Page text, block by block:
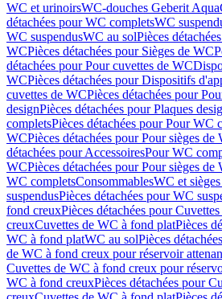
WC et urinoirsWC-douches Geberit
détachées pour WC completsWC
WC suspendusWC au solPièces
WCPièces détachées pour Sièges de WC
détachées pour Pour cuvettes de WC
WCPièces détachées pour Dispositifs
cuvettes de WCPièces détachées pour
designPièces détachées pour Plaques
completsPièces détachées pour Pour WC
WCPièces détachées pour Pour sièges de
détachées pour AccessoiresPour WC
WCPièces détachées pour Pour sièges de
WC completsConsommablesWC et
suspendusPièces détachées pour WC
fond creuxPièces détachées pour
creuxCuvettes de WC à fond platPièces
WC à fond platWC au solPièces
de WC à fond creux pour réservoir
Cuvettes de WC à fond creux pour
WC à fond creuxPièces détachées pour